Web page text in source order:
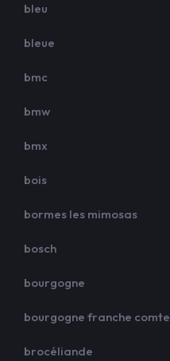
bleu
bleue
bmc
bmw
bmx
bois
bormes les mimosas
bosch
bourgogne
bourgogne franche comte
brocéliande